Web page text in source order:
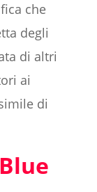
che
degli
di altri
ai
di